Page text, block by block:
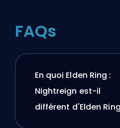
FAQs
En quoi Elden Ring :
Nightreign est-il
différent d'Elden